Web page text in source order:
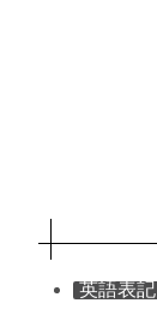
英語表記